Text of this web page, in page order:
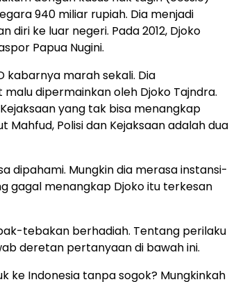
940 miliar rupiah. Dia menjadi
diri ke luar negeri. Pada 2012, Djoko
Papua Nugini.
kabarnya marah sekali. Dia
dipermainkan oleh Djoko Tajndra.
yang tak bisa menangkap
Mahfud, Polisi dan Kejaksaan adalah dua
dipahami. Mungkin dia merasa instansi-
gagal menangkap Djoko itu terkesan
tebakan berhadiah. Tentang perilaku
deretan pertanyaan di bawah ini.
ke Indonesia tanpa sogok? Mungkinkah